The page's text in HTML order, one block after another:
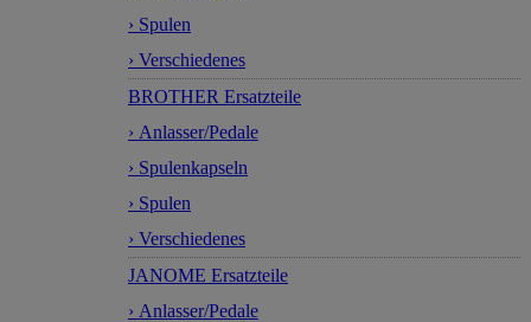
› Spulen
› Verschiedenes
BROTHER Ersatzteile
› Anlasser/Pedale
› Spulenkapseln
› Spulen
› Verschiedenes
JANOME Ersatzteile
› Anlasser/Pedale